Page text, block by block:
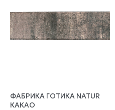
ФАБРИКА ГОТИКА NATUR
КАКАО